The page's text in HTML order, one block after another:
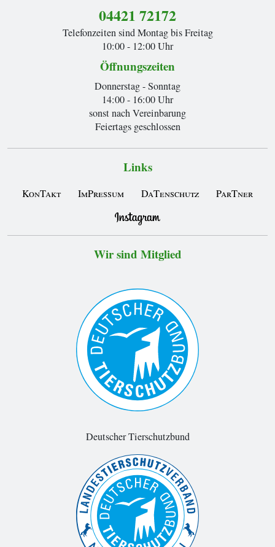
04421 72172
Telefonzeiten sind Montag bis Freitag
10:00 - 12:00 Uhr
Öffnungszeiten
Donnerstag - Sonntag
14:00 - 16:00 Uhr
sonst nach Vereinbarung
Feiertags geschlossen
Links
KonTakt ImPressum DaTenschutz ParTner
Wir sind Mitglied
Deutscher Tierschutzbund